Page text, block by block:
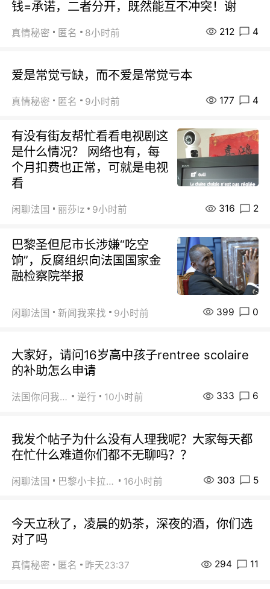
钱=承诺，二者分开，既然能互不冲突！谢
真情秘密 匿名 8小时前 212 4
爱是常觉亏缺，而不爱是常觉亏本
真情秘密 匿名 9小时前 177 4
有没有街友帮忙看看电视剧这
是什么情况？ 网络也有，每
个月扣费也正常，可就是电视
看
闲聊法国 丽莎lz 9小时前 316 2
巴黎圣但尼市长涉嫌“吃空
饷”，反腐组织向法国国家金
融检察院举报
闲聊法国 新闻我来找 9小时前 399 0
大家好，请问16岁高中孩子rentree scolaire
的补助怎么申请
法国你问我答 逆行 10小时前 333 6
我发个帖子为什么没有人理我呢？大家每天都
在忙什么难道你们都不无聊吗？？
闲聊法国 巴黎小卡拉咪 16小时前 303 5
今天立秋了，凌晨的奶茶，深夜的酒，你们选
对了吗
真情秘密 匿名 昨天23:37 294 11